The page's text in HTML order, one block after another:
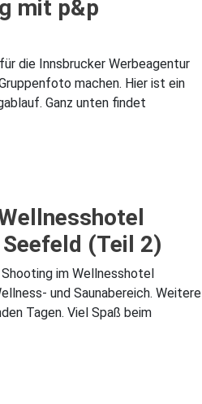
mit p&p
die Innsbrucker Werbeagentur
machen. Hier ist ein
Ganz unten findet
(Teil 2)
im Wellnesshotel
und Saunabereich. Weitere
Tagen. Viel Spaß beim